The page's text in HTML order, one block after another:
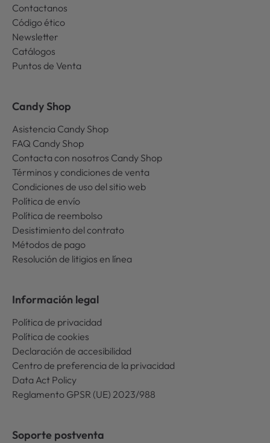
Contactanos
Código ético
Newsletter
Catálogos
Puntos de Venta
Candy Shop
Asistencia Candy Shop
FAQ Candy Shop
Contacta con nosotros Candy Shop
Términos y condiciones de venta
Condiciones de uso del sitio web
Política de envío
Política de reembolso
Desistimiento del contrato
Métodos de pago
Resolución de litigios en línea
Información legal
Política de privacidad
Política de cookies
Declaración de accesibilidad
Centro de preferencia de la privacidad
Data Act Policy
Reglamento GPSR (UE) 2023/988
Soporte postventa